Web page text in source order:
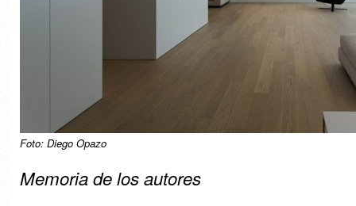
Foto: Diego Opazo
Memoria de los autores